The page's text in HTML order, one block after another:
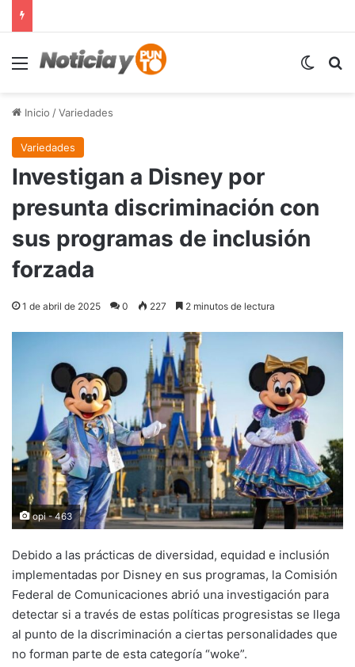
Menú
Inicio /Variedades
Variedades
Investigan a Disney por
presunta discriminación con
sus programas de inclusión
forzada
1 de abril de 2025 0 227 2 minutos de lectura
opi - 463
Debido a las prácticas de diversidad, equidad e inclusión
implementadas por Disney en sus programas, la Comisión
Federal de Comunicaciones abrió una investigación para
detectar si a través de estas políticas progresistas se llega
al punto de la discriminación a ciertas personalidades que
no forman parte de esta categoría “woke”.